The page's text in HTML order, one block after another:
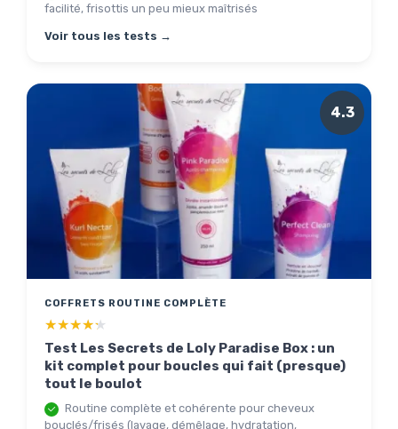
facilité, frisottis un peu mieux maîtrisés
Voir tous les tests →
4.3
COFFRETS ROUTINE COMPLÈTE
★★★★★
★★★★★
Test Les Secrets de Loly Paradise Box : un
kit complet pour boucles qui fait (presque)
tout le boulot
Routine complète et cohérente pour cheveux
bouclés/frisés (lavage, démêlage, hydratation,